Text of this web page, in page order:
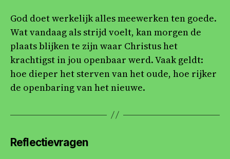
God doet werkelijk alles meewerken ten goede.
Wat vandaag als strijd voelt, kan morgen de
plaats blijken te zijn waar Christus het
krachtigst in jou openbaar werd. Vaak geldt:
hoe dieper het sterven van het oude, hoe rijker
de openbaring van het nieuwe.
Reflectievragen